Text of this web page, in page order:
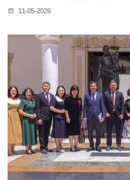
11-05-2026